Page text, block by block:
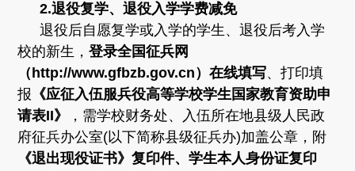
2.退役复学、退役入学学费减免
退役后自愿复学或入学的学生、退役后考入学
校的新生，登录全国征兵网
（http://www.gfbzb.gov.cn）在线填写、打印填
报 《应征入伍服兵役高等学校学生国家教育资助申
请表II》
，需学校财务处、入伍所在地县级人民政
府征兵办公室(以下简称县级征兵办)加盖公章，附
《退出现役证书》复印件、学生本人身份证复印